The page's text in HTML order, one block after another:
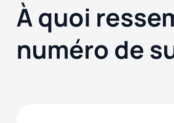
À quoi
numéro de